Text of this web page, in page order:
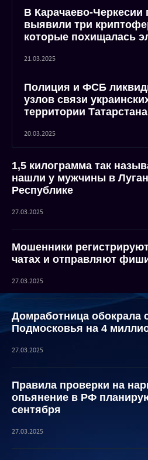
В Карачаево-Черкесии
выявили три
которые похищалась
21.03.2025
Полиция и ФСБ
узлов связи
территории Татарстана
20.03.2025
1,5 килограмма так
нашли у мужчины в
Республике
27.03.2025
Мошенники
чатах и отправляют
27.03.2025
Домработница обокрала
Подмосковья на 4
27.03.2025
Правила проверки на
опьянение в РФ
сентября
27.03.2025